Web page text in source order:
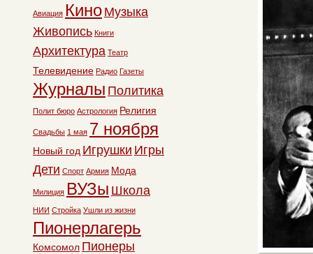
Авиация Кино Музыка
Живопись Книги
Архитектура Театр
Телевидение Радио Газеты
Журналы Политика
Полит бюро Астрология Религия
Свадьбы 1 мая 7 ноября
Новый год Игрушки Игры
Дети Спорт Армия Мода
Милиция ВУЗы Школа
НИИ Стройка Ушли из жизни
Пионерлагерь
Комсомол Пионеры